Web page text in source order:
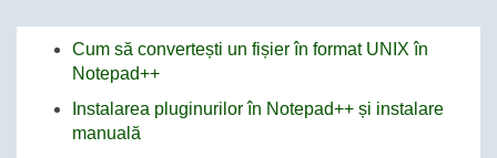
Cum să convertești un fișier în format UNIX în
Notepad++
Instalarea pluginurilor în Notepad++ și instalare
manuală